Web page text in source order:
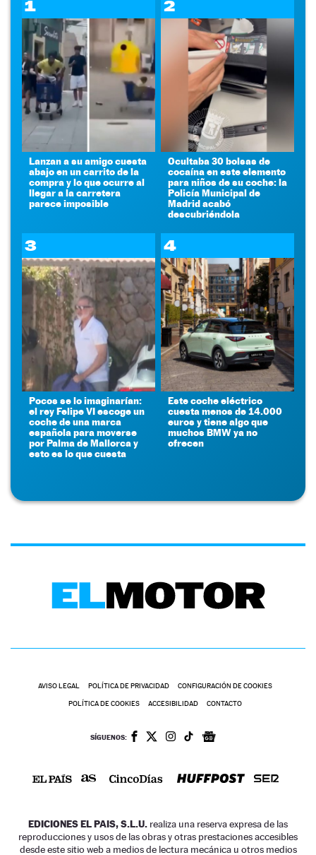
1
Lanzan a su amigo cuesta
abajo en un carrito de la
compra y lo que ocurre al
llegar a la carretera
parece imposible
2
Ocultaba 30 bolsas de
cocaína en este elemento
para niños de su coche: la
Policía Municipal de
Madrid acabó
descubriéndola
3
Pocos se lo imaginarían:
el rey Felipe VI escoge un
coche de una marca
española para moverse
por Palma de Mallorca y
esto es lo que cuesta
4
Este coche eléctrico
cuesta menos de 14.000
euros y tiene algo que
muchos BMW ya no
ofrecen
AVISO LEGAL POLÍTICA DE PRIVACIDAD CONFIGURACIÓN DE COOKIES
POLÍTICA DE COOKIES ACCESIBILIDAD CONTACTO
SÍGUENOS:
EDICIONES EL PAIS, S.L.U. realiza una reserva expresa de las
reproducciones y usos de las obras y otras prestaciones accesibles
desde este sitio web a medios de lectura mecánica u otros medios